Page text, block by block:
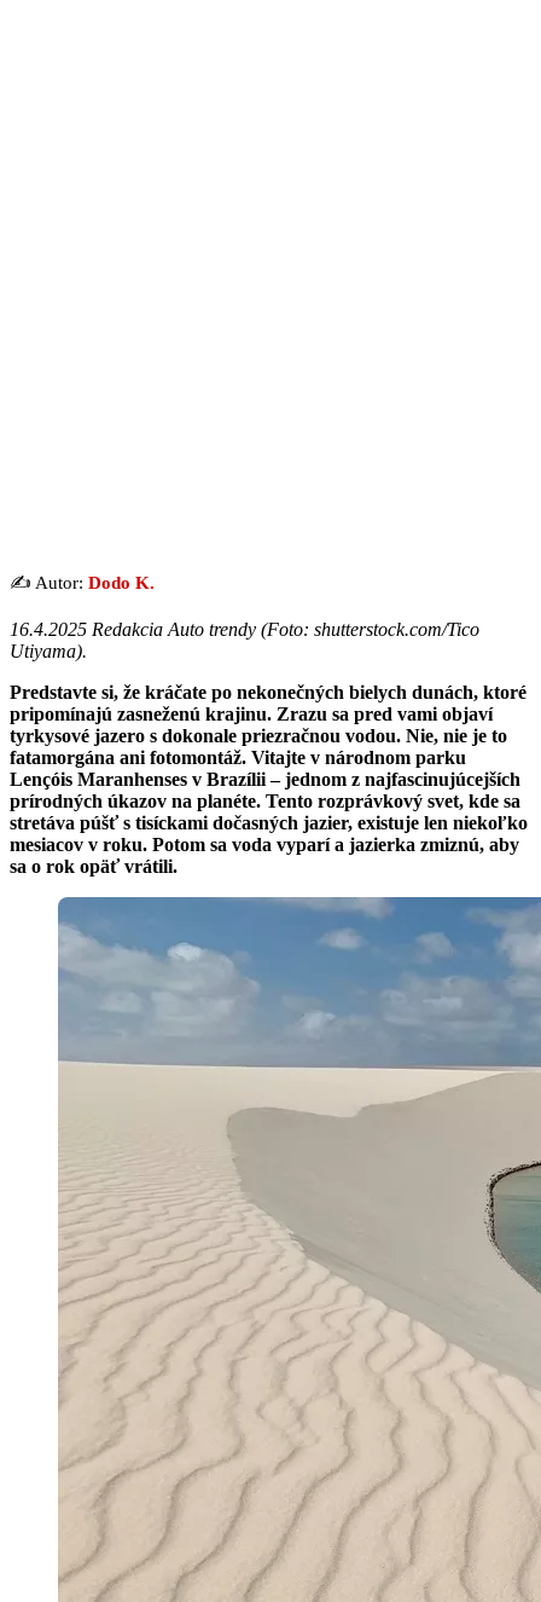
✍️ Autor: Dodo K.
16.4.2025 Redakcia Auto trendy (Foto: shutterstock.com/Tico
Utiyama).
Predstavte si, že kráčate po nekonečných bielych dunách, ktoré
pripomínajú zasneženú krajinu. Zrazu sa pred vami objaví
tyrkysové jazero s dokonale priezračnou vodou. Nie, nie je to
fatamorgána ani fotomontáž. Vitajte v národnom parku
Lençóis Maranhenses v Brazílii – jednom z najfascinujúcejších
prírodných úkazov na planéte. Tento rozprávkový svet, kde sa
stretáva púšť s tisíckami dočasných jazier, existuje len niekoľko
mesiacov v roku. Potom sa voda vyparí a jazierka zmiznú, aby
sa o rok opäť vrátili.